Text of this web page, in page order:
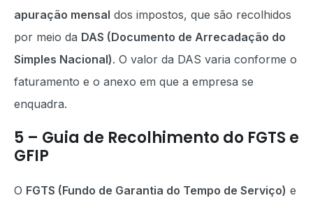
apuração mensal dos impostos, que são recolhidos
por meio da DAS (Documento de Arrecadação do
Simples Nacional). O valor da DAS varia conforme o
faturamento e o anexo em que a empresa se
enquadra.
5 – Guia de Recolhimento do FGTS e
GFIP
O FGTS (Fundo de Garantia do Tempo de Serviço) e